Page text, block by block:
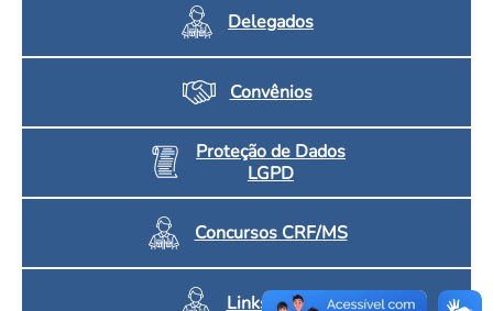
Delegados
Convênios
Proteção de Dados
LGPD
Concursos CRF/MS
Links Úteis